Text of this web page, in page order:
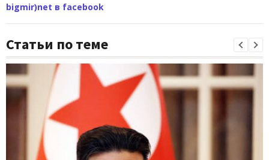
bigmir)net в facebook
Статьи по теме